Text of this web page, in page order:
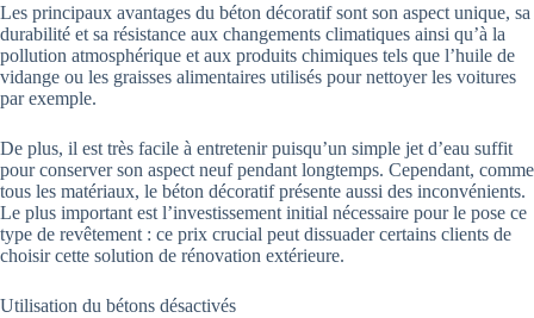
Les principaux avantages du béton décoratif sont son aspect unique, sa
durabilité et sa résistance aux changements climatiques ainsi qu’à la
pollution atmosphérique et aux produits chimiques tels que l’huile de
vidange ou les graisses alimentaires utilisés pour nettoyer les voitures
par exemple.
De plus, il est très facile à entretenir puisqu’un simple jet d’eau suffit
pour conserver son aspect neuf pendant longtemps. Cependant, comme
tous les matériaux, le béton décoratif présente aussi des inconvénients.
Le plus important est l’investissement initial nécessaire pour le pose ce
type de revêtement : ce prix crucial peut dissuader certains clients de
choisir cette solution de rénovation extérieure.
Utilisation du bétons désactivés